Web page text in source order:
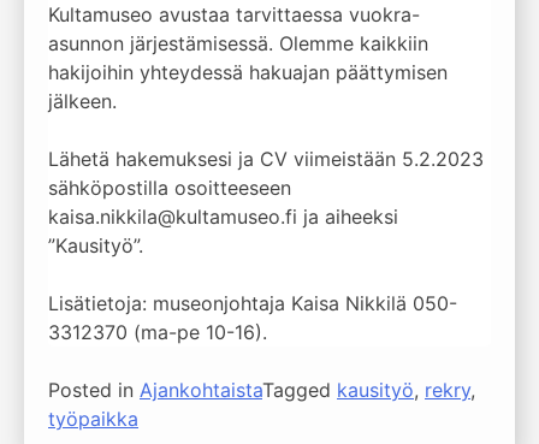
Kultamuseo avustaa tarvittaessa vuokra-
asunnon järjestämisessä. Olemme kaikkiin
hakijoihin yhteydessä hakuajan päättymisen
jälkeen.
Lähetä hakemuksesi ja CV viimeistään 5.2.2023
sähköpostilla osoitteeseen
kaisa.nikkila@kultamuseo.fi ja aiheeksi
”Kausityö”.
Lisätietoja: museonjohtaja Kaisa Nikkilä 050-
3312370 (ma-pe 10-16).
Posted in AjankohtaistaTagged kausityö, rekry,
työpaikka